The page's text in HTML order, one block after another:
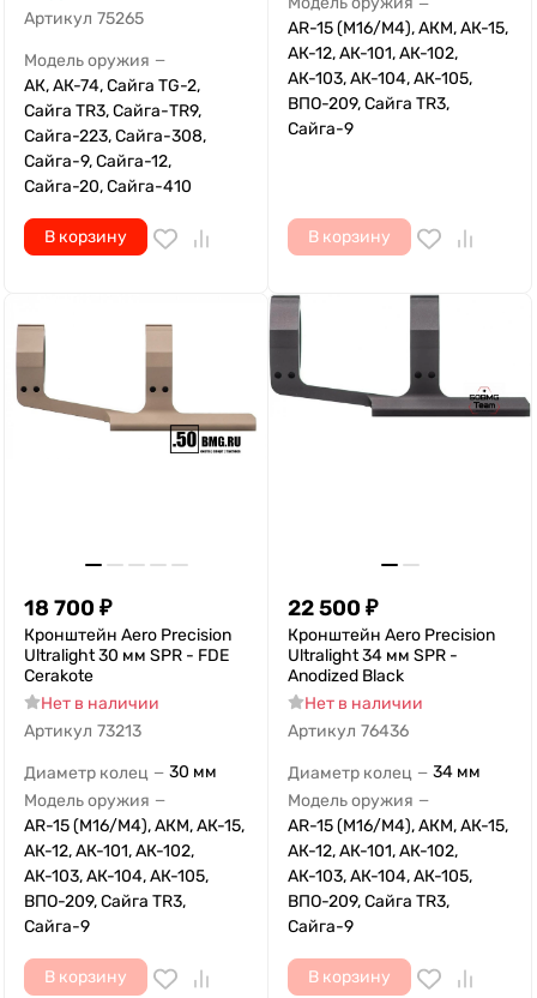
Артикул 75265
Модель оружия —
АК, АК-74, Сайга TG-2,
Сайга TR3, Сайга-TR9,
Сайга-223, Сайга-308,
Сайга-9, Сайга-12,
Сайга-20, Сайга-410
В корзину
AR-15 (M16/M4), АКМ, АК-15,
АК-12, АК-101, АК-102,
АК-103, АК-104, АК-105,
ВПО-209, Сайга TR3,
Сайга-9
В корзину
18 700 ₽
Кронштейн Aero Precision
Ultralight 30 мм SPR - FDE
Cerakote
Нет в наличии
Артикул 73213
Диаметр колец — 30 мм
Модель оружия —
AR-15 (M16/M4), АКМ, АК-15,
АК-12, АК-101, АК-102,
АК-103, АК-104, АК-105,
ВПО-209, Сайга TR3,
Сайга-9
В корзину
22 500 ₽
Кронштейн Aero Precision
Ultralight 34 мм SPR -
Anodized Black
Нет в наличии
Артикул 76436
Диаметр колец — 34 мм
Модель оружия —
AR-15 (M16/M4), АКМ, АК-15,
АК-12, АК-101, АК-102,
АК-103, АК-104, АК-105,
ВПО-209, Сайга TR3,
Сайга-9
В корзину